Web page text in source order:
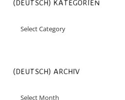
(DEUTSCH) KATEGORIEN
(DEUTSCH) ARCHIV